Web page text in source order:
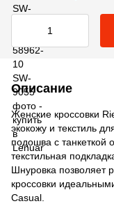
Описание
Женские кроссовки
экокожу и текстиль
подошва с танкеткой
текстильная
Шнуровка позволяет
кроссовки
Casual.